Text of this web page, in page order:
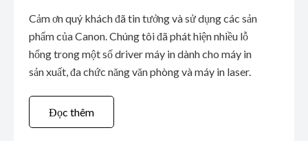
Cảm ơn quý khách đã tin tưởng và sử dụng các sản
phẩm của Canon. Chúng tôi đã phát hiện nhiều lỗ
hổng trong một số driver máy in dành cho máy in
sản xuất, đa chức năng văn phòng và máy in laser.
Đọc thêm